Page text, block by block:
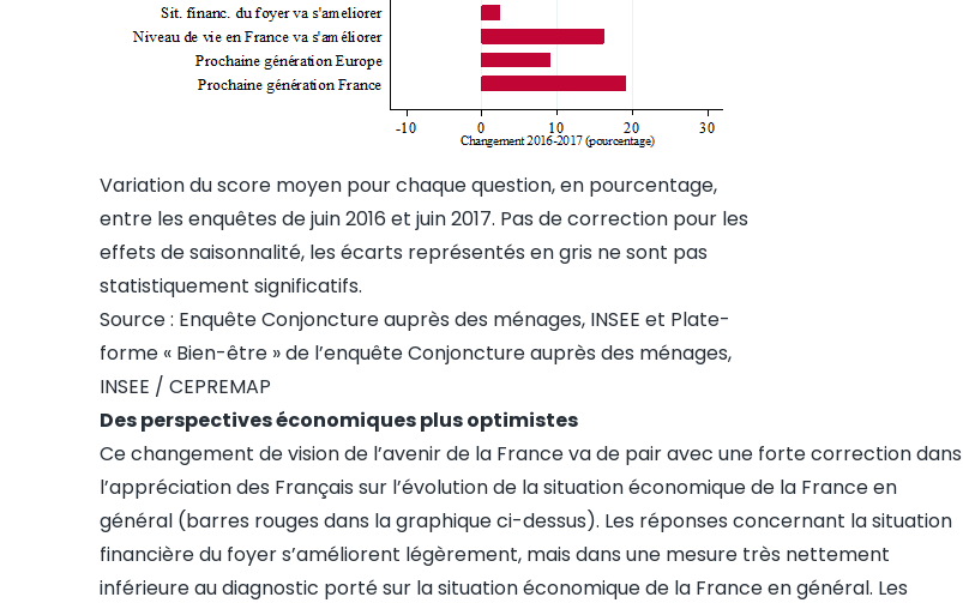
Variation du score moyen pour chaque question, en pourcentage,
entre les enquêtes de juin 2016 et juin 2017. Pas de correction pour les
effets de saisonnalité, les écarts représentés en gris ne sont pas
statistiquement significatifs.
Source : Enquête Conjoncture auprès des ménages, INSEE et Plate-
forme « Bien-être » de l’enquête Conjoncture auprès des ménages,
INSEE / CEPREMAP
Des perspectives économiques plus optimistes
Ce changement de vision de l’avenir de la France va de pair avec une forte correction dans
l’appréciation des Français sur l’évolution de la situation économique de la France en
général (barres rouges dans la graphique ci-dessus). Les réponses concernant la situation
financière du foyer s’améliorent légèrement, mais dans une mesure très nettement
inférieure au diagnostic porté sur la situation économique de la France en général. Les